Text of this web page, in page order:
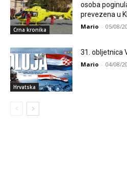
Crna kronika
osoba
prevezena u
Mario - 05/08/
Hrvatska
31. obljetnica
Mario - 04/08/